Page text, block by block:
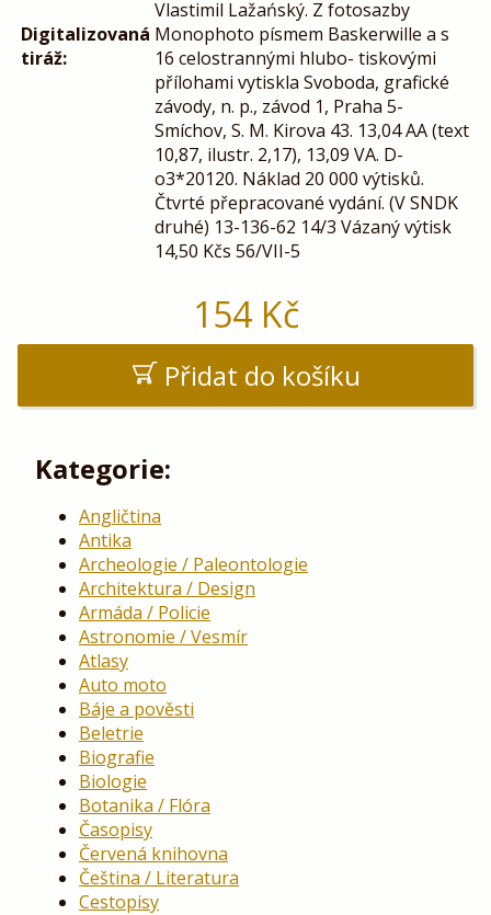
Digitalizovaná
tiráž:
Vlastimil Lažańský. Z fotosazby
Monophoto písmem Baskerwille a s
16 celostrannými hlubo- tiskovými
přílohami vytiskla Svoboda, grafické
závody, n. p., závod 1, Praha 5-
Smíchov, S. M. Kirova 43. 13,04 AA (text
10,87, ilustr. 2,17), 13,09 VA. D-
o3*20120. Náklad 20 000 výtisků.
Čtvrté přepracované vydání. (V SNDK
druhé) 13-136-62 14/3 Vázaný výtisk
14,50 Kčs 56/VII-5
154Kč
Přidat do košíku
Kategorie:
Angličtina
Antika
Archeologie / Paleontologie
Architektura / Design
Armáda / Policie
Astronomie / Vesmír
Atlasy
Auto moto
Báje a pověsti
Beletrie
Biografie
Biologie
Botanika / Flóra
Časopisy
Červená knihovna
Čeština / Literatura
Cestopisy